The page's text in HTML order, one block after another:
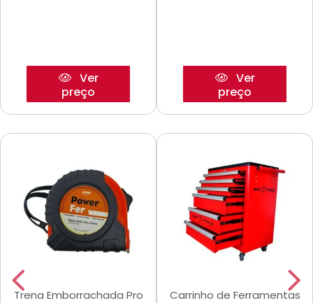
Ver
preço
Ver
preço
Trena Emborrachada Pro
Carrinho de Ferramentas